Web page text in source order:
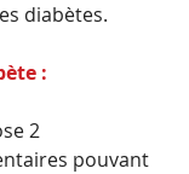
diabètes.
:
2
pouvant